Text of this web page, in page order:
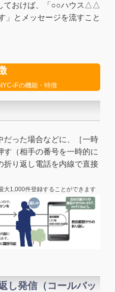
ておけば、「○○ハウス△△
」とメッセージを流すこと
iFの機能・特徴
だった場合などに、［一時
す（相手の番号を一時的に
折り返し電話を内線で直接
1,000件登録することができます
し発信（コールバッ